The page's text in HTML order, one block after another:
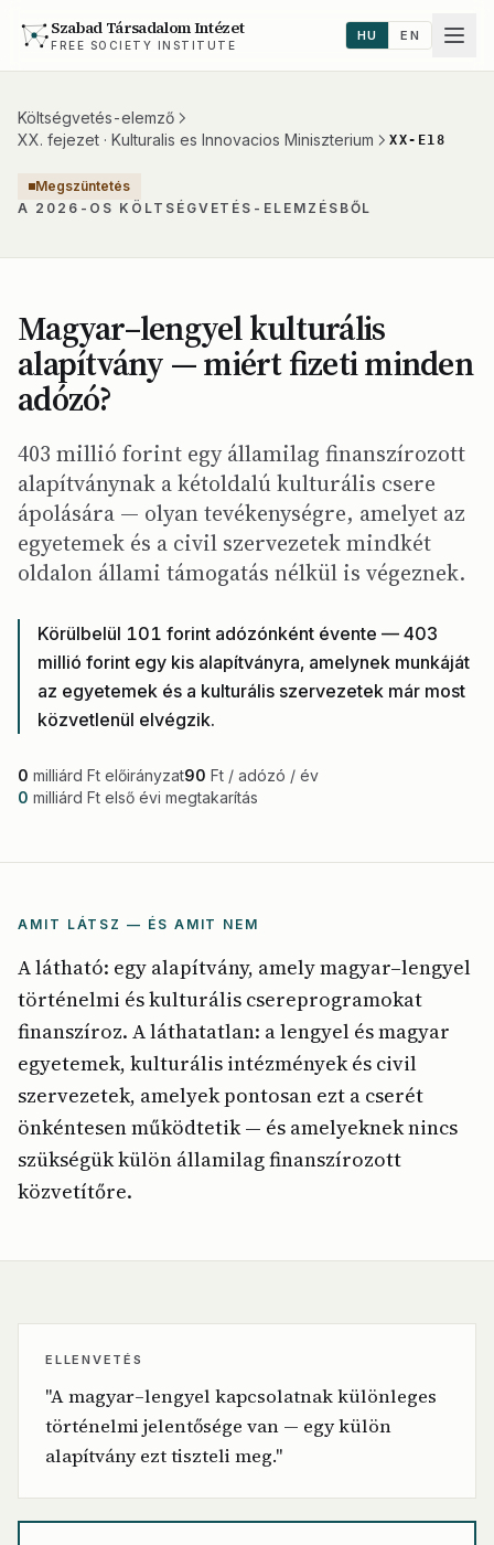
Szabad Társadalom Intézet
FREE SOCIETY INSTITUTE
HU EN
Költségvetés-elemző
XX. fejezet · Kulturalis es Innovacios Miniszterium
XX-E18
Megszüntetés
A 2026-OS KÖLTSÉGVETÉS-ELEMZÉSBŐL
Magyar–lengyel kulturális
alapítvány — miért fizeti minden
adózó?
403 millió forint egy államilag finanszírozott
alapítványnak a kétoldalú kulturális csere
ápolására — olyan tevékenységre, amelyet az
egyetemek és a civil szervezetek mindkét
oldalon állami támogatás nélkül is végeznek.
Körülbelül 101 forint adózónként évente — 403
millió forint egy kis alapítványra, amelynek munkáját
az egyetemek és a kulturális szervezetek már most
közvetlenül elvégzik.
0 milliárd Ft előirányzat90 Ft / adózó / év
0 milliárd Ft első évi megtakarítás
AMIT LÁTSZ — ÉS AMIT NEM
A látható: egy alapítvány, amely magyar–lengyel
történelmi és kulturális csereprogramokat
finanszíroz. A láthatatlan: a lengyel és magyar
egyetemek, kulturális intézmények és civil
szervezetek, amelyek pontosan ezt a cserét
önkéntesen működtetik — és amelyeknek nincs
szükségük külön államilag finanszírozott
közvetítőre.
ELLENVETÉS
"A magyar–lengyel kapcsolatnak különleges
történelmi jelentősége van — egy külön
alapítvány ezt tiszteli meg."